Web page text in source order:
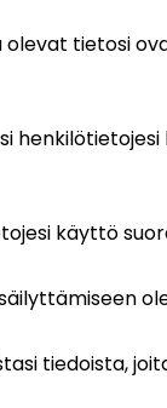
tietosi
käyttö
tiedoista,